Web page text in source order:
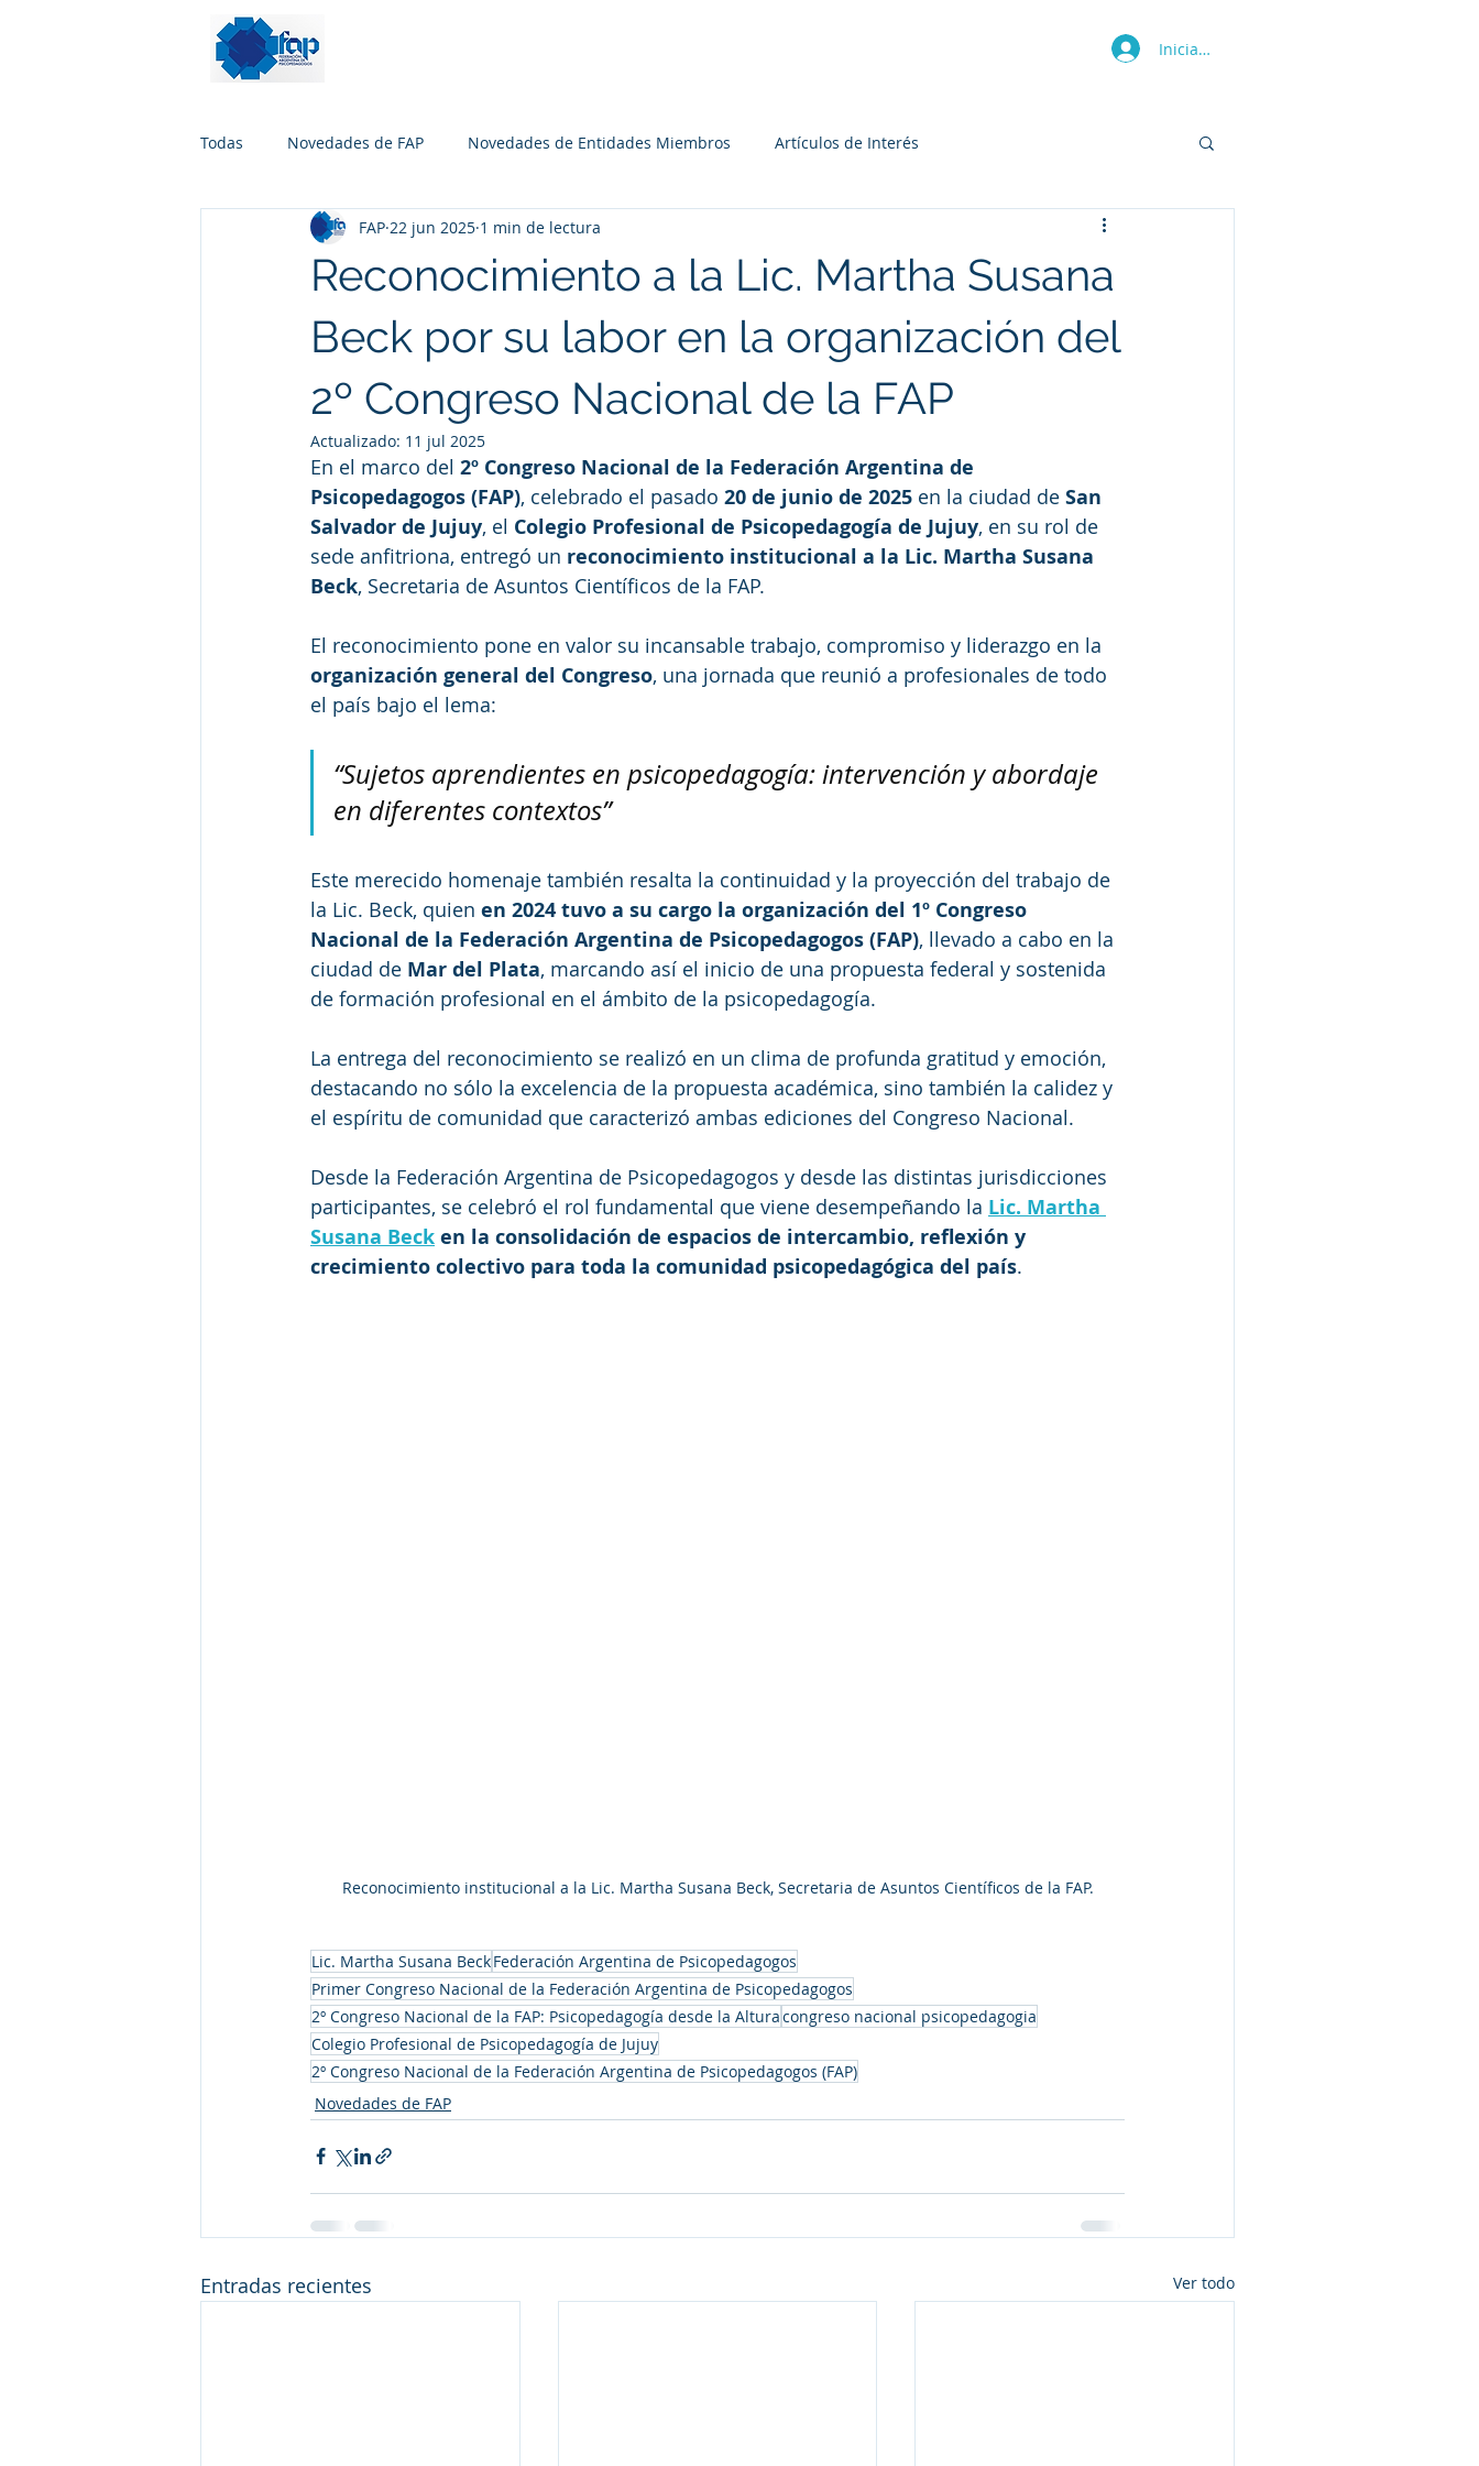
Iniciar sesión
Todas Novedades de FAP Novedades de Entidades Miembros Artículos de Interés
Reconocimiento a la Lic. Martha Susana
Beck por su labor en la organización del
2º Congreso Nacional de la FAP
FAP 22 jun 2025 1 min de lectura
Actualizado: 11 jul 2025
En el marco del 2º Congreso Nacional de la Federación Argentina de
Psicopedagogos (FAP), celebrado el pasado 20 de junio de 2025 en la ciudad de San
Salvador de Jujuy, el Colegio Profesional de Psicopedagogía de Jujuy, en su rol de
sede anfitriona, entregó un reconocimiento institucional a la Lic. Martha Susana
Beck, Secretaria de Asuntos Científicos de la FAP.
El reconocimiento pone en valor su incansable trabajo, compromiso y liderazgo en la
organización general del Congreso, una jornada que reunió a profesionales de todo
el país bajo el lema:
“Sujetos aprendientes en psicopedagogía: intervención y abordaje
en diferentes contextos”
Este merecido homenaje también resalta la continuidad y la proyección del trabajo de
la Lic. Beck, quien en 2024 tuvo a su cargo la organización del 1º Congreso
Nacional de la Federación Argentina de Psicopedagogos (FAP), llevado a cabo en la
ciudad de Mar del Plata, marcando así el inicio de una propuesta federal y sostenida
de formación profesional en el ámbito de la psicopedagogía.
La entrega del reconocimiento se realizó en un clima de profunda gratitud y emoción,
destacando no sólo la excelencia de la propuesta académica, sino también la calidez y
el espíritu de comunidad que caracterizó ambas ediciones del Congreso Nacional.
Desde la Federación Argentina de Psicopedagogos y desde las distintas jurisdicciones
participantes, se celebró el rol fundamental que viene desempeñando la Lic. Martha
Susana Beck en la consolidación de espacios de intercambio, reflexión y
crecimiento colectivo para toda la comunidad psicopedagógica del país.
Reconocimiento institucional a la Lic. Martha Susana Beck, Secretaria de Asuntos Científicos de la FAP.
Lic. Martha Susana BeckFederación Argentina de Psicopedagogos
Primer Congreso Nacional de la Federación Argentina de Psicopedagogos
2º Congreso Nacional de la FAP: Psicopedagogía desde la Alturacongreso nacional psicopedagogia
Colegio Profesional de Psicopedagogía de Jujuy
2º Congreso Nacional de la Federación Argentina de Psicopedagogos (FAP)
Novedades de FAP
Entradas recientes Ver todo